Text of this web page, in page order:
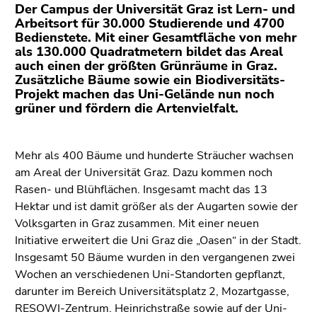
Seiteneinstellungen
(Benutzer/Sprache)
(Zugriffstaste
8)
Zur
Suche
(Zugriffstaste
Der Campus der Universität Graz ist Lern- und
Arbeitsort für 30.000 Studierende und 4700
Bedienstete. Mit einer Gesamtfläche von mehr
als 130.000 Quadratmetern bildet das Areal
auch einen der größten Grünräume in Graz.
Zusätzliche Bäume sowie ein Biodiversitäts-
Projekt machen das Uni-Gelände nun noch
grüner und fördern die Artenvielfalt.
Mehr als 400 Bäume und hunderte Sträucher wachsen
am Areal der Universität Graz. Dazu kommen noch
Rasen- und Blühflächen. Insgesamt macht das 13
Hektar und ist damit größer als der Augarten sowie der
Volksgarten in Graz zusammen. Mit einer neuen
Initiative erweitert die Uni Graz die „Oasen“ in der Stadt.
Insgesamt 50 Bäume wurden in den vergangenen zwei
Wochen an verschiedenen Uni-Standorten gepflanzt,
darunter im Bereich Universitätsplatz 2, Mozartgasse,
RESOWI-Zentrum, Heinrichstraße sowie auf der Uni-